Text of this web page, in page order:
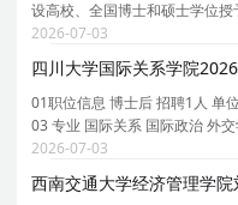
设高校、全国博士和硕士学位
门类齐全。学校现有 2 个博士
学科， 18 个硕士专业学位授权
2026-07-03
四川大学国际关系学院
01职位信息 博士后 招聘1人 单
03 专业 国际关系 国际政治 外
间 截止时间：2026.09.30 /
06 应聘条件 博士学位 07 岗位职
2026-07-03